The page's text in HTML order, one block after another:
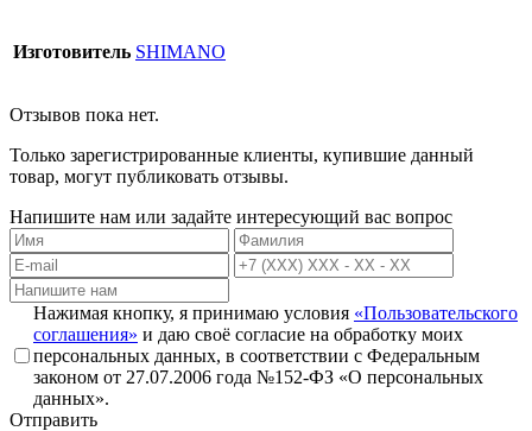
Изготовитель SHIMANO
Отзывов пока нет.
Только зарегистрированные клиенты, купившие данный
товар, могут публиковать отзывы.
Напишите нам или задайте интересующий вас вопрос
Нажимая кнопку, я принимаю условия «Пользовательского
соглашения» и даю своё согласие на обработку моих
персональных данных, в соответствии с Федеральным
законом от 27.07.2006 года №152-ФЗ «О персональных
данных».
Отправить